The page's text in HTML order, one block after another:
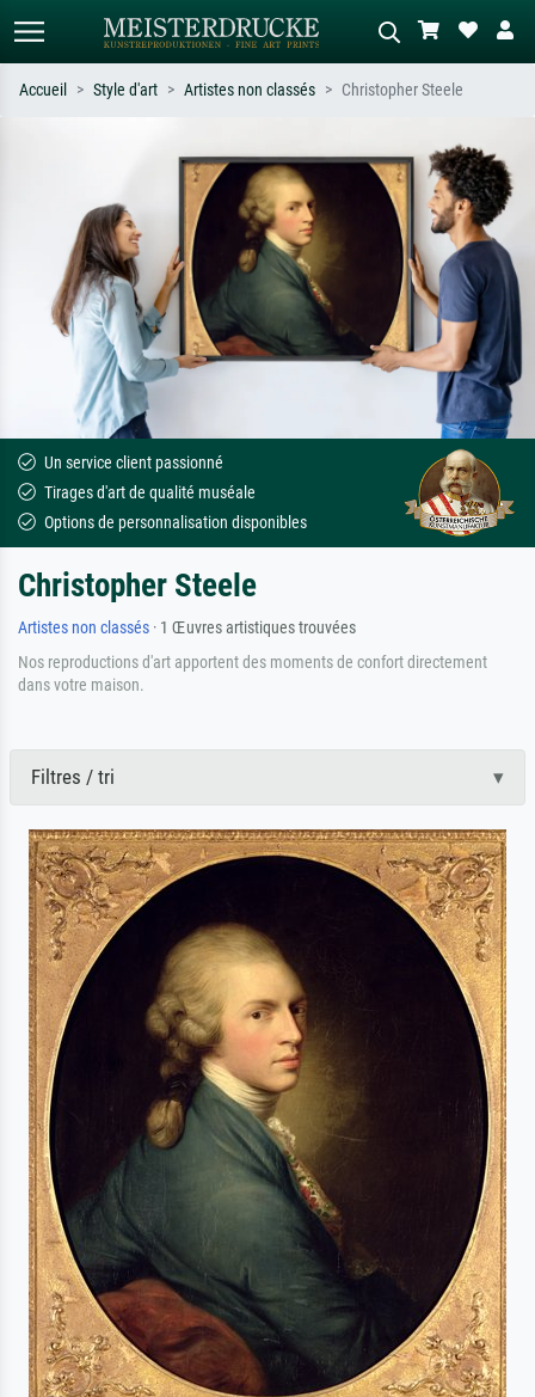
Recherchez par artiste, titre ou style –
ex. Monet, Nuit étoilée,
impressionnisme, vague de Hokusai,
nu.
Décrivez la scène – ex. prairie verte,
abstrait avec beaucoup de rouge,
tableau sombre, nu debout près d'un
arbre.
Accueil Style d'art Artistes non classés Christopher Steele
Un service client passionné
Tirages d'art de qualité muséale
Options de personnalisation disponibles
Christopher Steele
Artistes non classés · 1 Œuvres artistiques trouvées
Nos reproductions d'art apportent des moments de confort directement
dans votre maison.
Filtres / tri